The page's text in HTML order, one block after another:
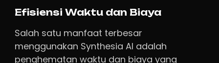
Efisiensi Waktu dan Biaya
Salah satu manfaat terbesar
menggunakan Synthesia AI adalah
penghematan waktu dan biaya yang